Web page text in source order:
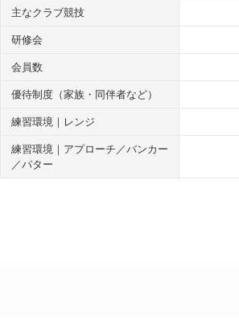
主なクラブ競技
研修会
会員数
優待制度（家族・同伴者など）
練習環境｜レンジ
練習環境｜アプローチ／バンカー
／パター